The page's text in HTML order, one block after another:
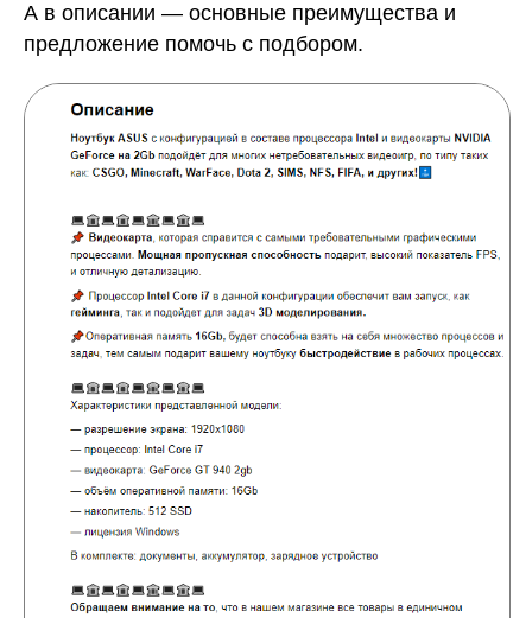
А в описании — основные преимущества и
предложение помочь с подбором.